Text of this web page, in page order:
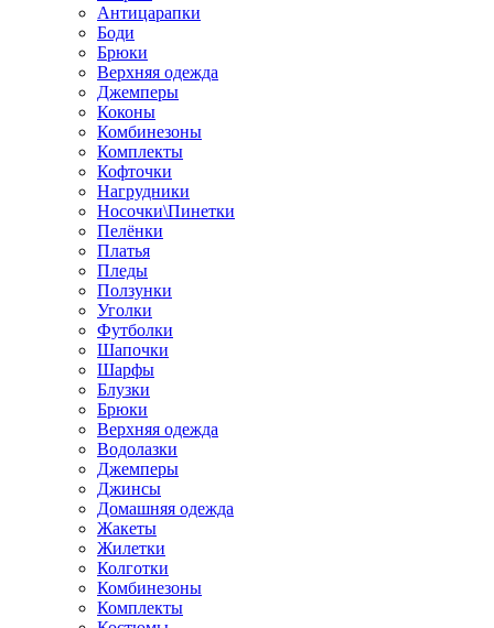
Антицарапки
Боди
Брюки
Верхняя одежда
Джемперы
Коконы
Комбинезоны
Комплекты
Кофточки
Нагрудники
Носочки\Пинетки
Пелёнки
Платья
Пледы
Ползунки
Уголки
Футболки
Шапочки
Шарфы
Блузки
Брюки
Верхняя одежда
Водолазки
Джемперы
Джинсы
Домашняя одежда
Жакеты
Жилетки
Колготки
Комбинезоны
Комплекты